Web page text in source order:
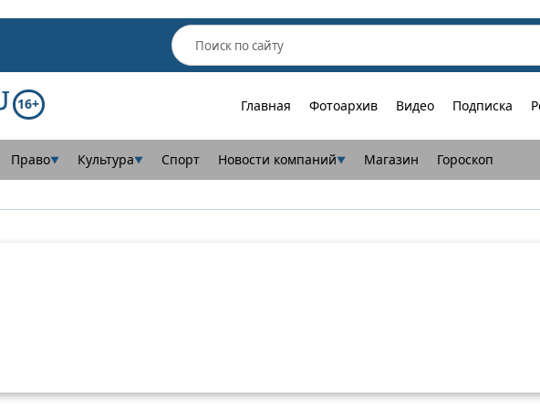
16+ Главная Фотоархив Видео Подписка
Право▼ Культура▼ Спорт Новости компаний▼ Магазин Гороскоп